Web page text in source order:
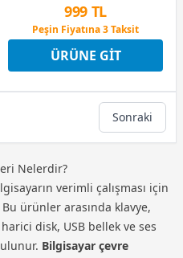
999 TL
Peşin Fiyatına 3 Taksit
12 Ay x 118 TL taksitle
Peşin Fiyatına 3 Taksit
ÜRÜNE GIT
Sonraki
Nelerdir?
verimli çalışması için
ürünler arasında klavye,
harici disk, USB bellek ve ses
Bilgisayar çevre